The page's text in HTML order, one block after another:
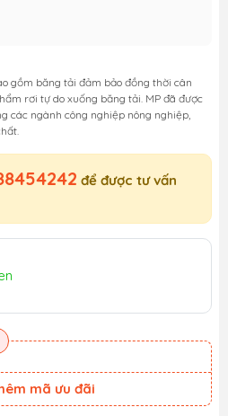
gồm băng tải đảm bảo đồng thời cân
rơi tự do xuống băng tải. MP đã được
các ngành công nghiệp nông nghiệp,
để được tư vấn
mã ưu đãi